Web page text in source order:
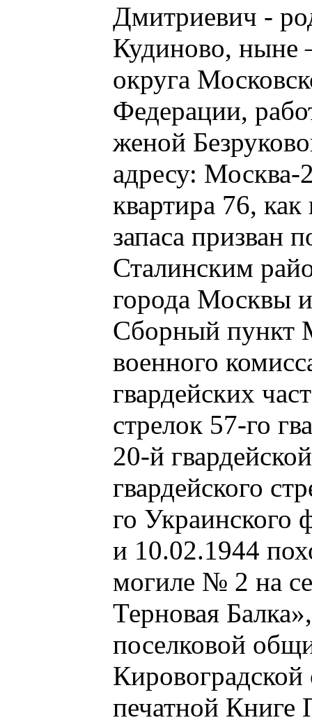
Дмитриевич -
Кудиново, ныне
округа
Федерации,
женой
адресу: Москва-
квартира 76, как
запаса призван
Сталинским
города Москвы
Сборный пункт
военного
гвардейских
стрелок 57-го
20-й
гвардейского
го Украинского
и 10.02.1944
могиле № 2 на
Терновая
поселковой
печатной